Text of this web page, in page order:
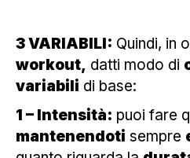
3 VARIABILI: Quindi, in
workout, datti modo di
variabili di base:
1 – Intensità: puoi fare
mantenendoti sempre